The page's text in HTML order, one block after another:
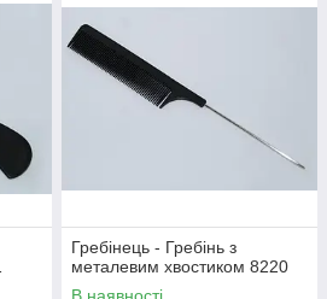
Гребінець - Гребінь з
металевим хвостиком 8220